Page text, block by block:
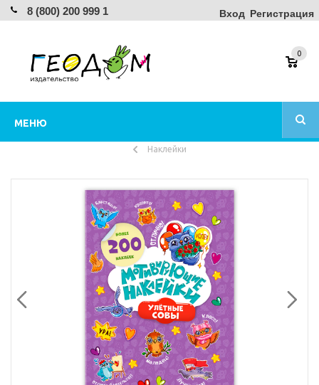
8 (800) 200 999 1 Вход Регистрация
МЕНЮ
0
Наклейки